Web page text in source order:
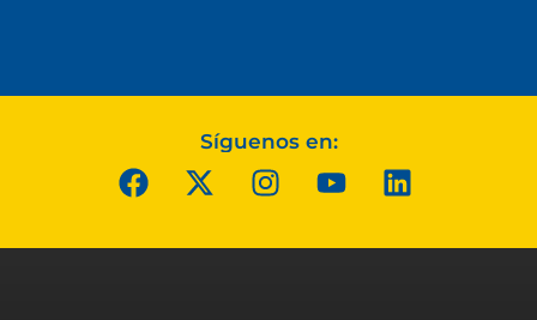
Síguenos en: